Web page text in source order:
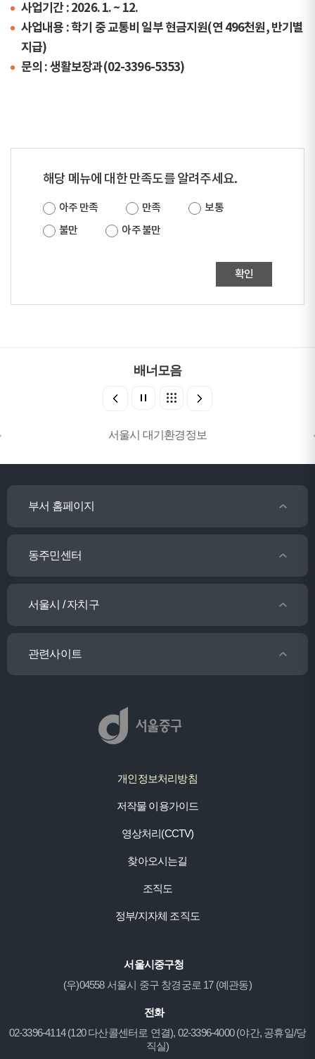
사업기간 : 2026. 1. ~ 12.
사업내용 : 학기 중 교통비 일부 현금지원(연 496천원, 반기별
지급)
문의 : 생활보장과(02-3396-5353)
해당 메뉴에 대한 만족도를 알려주세요.
아주 만족 만족
보통
불만
아주 불만
확인
배너모음
서울시 대기환경정보
부서 홈페이지
동주민센터
서울시 / 자치구
관련사이트
개인정보처리방침
저작물 이용가이드
영상처리(CCTV)
찾아오시는길
조직도
정부/지자체 조직도
서울시중구청
(우)04558 서울시 중구 창경궁로 17 (예관동)
전화
02-3396-4114 (120 다산콜센터로 연결), 02-3396-4000 (야간, 공휴일/당
직실)